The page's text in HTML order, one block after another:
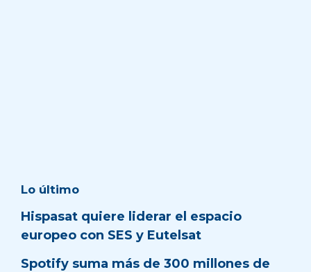
Lo último
Hispasat quiere liderar el espacio
europeo con SES y Eutelsat
Spotify suma más de 300 millones de